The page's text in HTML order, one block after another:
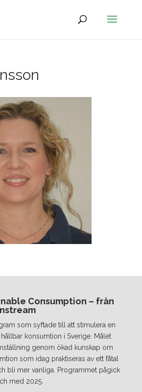
Consumption – från
som syftade till att stimulera en
konsumtion i Sverige. Målet
genom ökad kunskap om
som idag praktiseras av ett fåtal
bli mer vanliga. Programmet pågick
med 2025.